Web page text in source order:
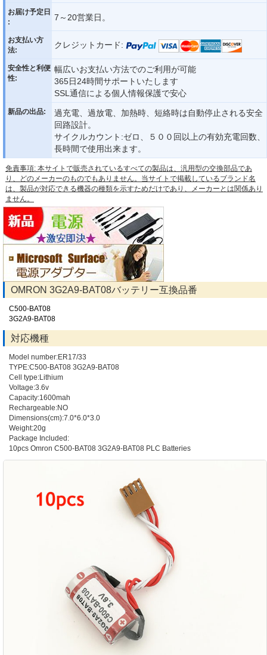
お届け予定日
:
7～20営業日。
お支払い方
法:
クレジットカード:
安全性と利便
性:
幅広いお支払い方法でのご利用が可能
365日24時間サポートいたします
SSL通信による個人情報保護で安心
新品の出品:
過充電、過放電、加熱時、短絡時は自動停止される安全
回路設計。
サイクルカウント:ゼロ、５００回以上の有効充電回数、
長時間で使用出来ます。
免責事項: 本サイトで販売されているすべての製品は、汎用型の交換部品であ
り、どのメーカーのものでもありません。当サイトで掲載しているブランド名
は、製品が対応できる機器の種類を示すためだけであり、メーカーとは関係あり
ません。
OMRON 3G2A9-BAT08バッテリー互換品番
C500-BAT08
3G2A9-BAT08
対応機種
Model number:ER17/33
TYPE:C500-BAT08 3G2A9-BAT08
Cell type:Lithium
Voltage:3.6v
Capacity:1600mah
Rechargeable:NO
Dimensions(cm):7.0*6.0*3.0
Weight:20g
Package Included:
10pcs Omron C500-BAT08 3G2A9-BAT08 PLC Batteries